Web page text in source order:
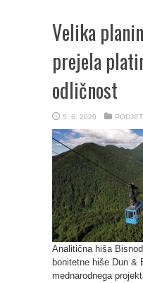
Velika
prejela
odličnost
5. 6. 2020
Analitična hiša
bonitetne hiše Dun &
mednarodnega